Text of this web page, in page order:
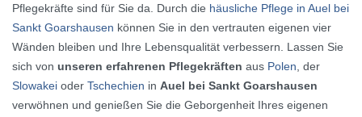
Pflegekräfte sind für Sie da. Durch die häusliche Pflege in Auel bei
Sankt Goarshausen können Sie in den vertrauten eigenen vier
Wänden bleiben und Ihre Lebensqualität verbessern. Lassen Sie
sich von unseren erfahrenen Pflegekräften aus Polen, der
Slowakei oder Tschechien in Auel bei Sankt Goarshausen
verwöhnen und genießen Sie die Geborgenheit Ihres eigenen